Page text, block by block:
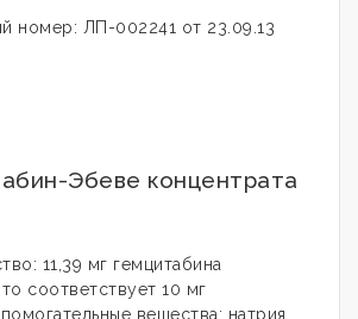
номер: ЛП-002241 от 23.09.13
Эбеве концентрата
11,39 мг гемцитабина
соответствует 10 мг
вещества: натрия